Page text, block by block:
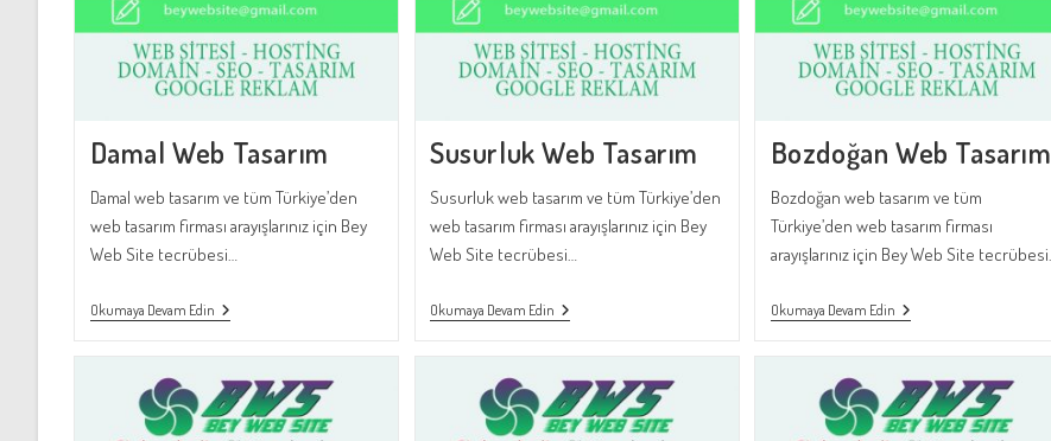
Damal Web Tasarım
Damal web tasarım ve tüm Türkiye’den
web tasarım firması arayışlarınız için Bey
Web Site tecrübesi…
Okumaya Devam EdinDamal
Susurluk Web Tasarım
Susurluk web tasarım ve tüm Türkiye’den
web tasarım firması arayışlarınız için Bey
Web Site tecrübesi…
Okumaya Devam Edin Susurluk
Bozdoğan Web Tasarım
Bozdoğan web tasarım ve tüm
Türkiye’den web tasarım firması
arayışlarınız için Bey Web Site tecrübesi…
Okumaya Devam EdinBozdoğan